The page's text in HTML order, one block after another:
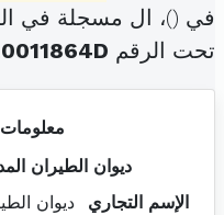
في ()، ال مسجلة في
تحت الرقم 0011864D
ديوان الطيران
الإسم التجاري
ديوان